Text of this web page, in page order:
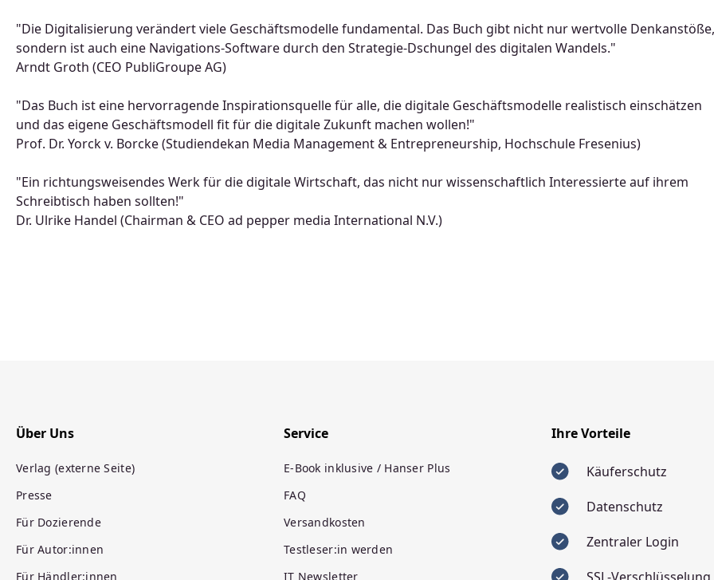
"Die Digitalisierung verändert viele Geschäftsmodelle fundamental. Das Buch gibt nicht nur wertvolle Denkanstöße,
sondern ist auch eine Navigations-Software durch den Strategie-Dschungel des digitalen Wandels."
Arndt Groth (CEO PubliGroupe AG)
"Das Buch ist eine hervorragende Inspirationsquelle für alle, die digitale Geschäftsmodelle realistisch einschätzen
und das eigene Geschäftsmodell fit für die digitale Zukunft machen wollen!"
Prof. Dr. Yorck v. Borcke (Studiendekan Media Management & Entrepreneurship, Hochschule Fresenius)
"Ein richtungsweisendes Werk für die digitale Wirtschaft, das nicht nur wissenschaftlich Interessierte auf ihrem
Schreibtisch haben sollten!"
Dr. Ulrike Handel (Chairman & CEO ad pepper media International N.V.)
Über Uns
Verlag (externe Seite)
Presse
Für Dozierende
Für Autor:innen
Für Händler:innen
Service
E-Book inklusive / Hanser Plus
FAQ
Versandkosten
Testleser:in werden
IT Newsletter
Ihre Vorteile
Käuferschutz
Datenschutz
Zentraler Login